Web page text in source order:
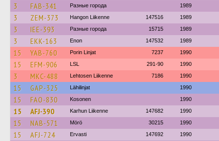
3 FAB-341 Разные города 1989
3 ZEM-373 Hangon Liikenne 147516 1989
3 IEE-393 Разные города 15715 1989
3 EKK-163 Enon 147532 1989
15 YAB-760 Porin Linjat 7237 1990
15 EFM-906 LSL 291-90 1990
3 MKC-488 Lehtosen Liikenne 7186 1990
15 GAP-325 Lähilinjat 1990
15 FAO-830 Kosonen 1990
15 AFJ-390 Karhun Liikenne 147682 1990
15 NAB-571 Mörö 30215 1990
15 AFJ-724 Ervasti 147692 1990